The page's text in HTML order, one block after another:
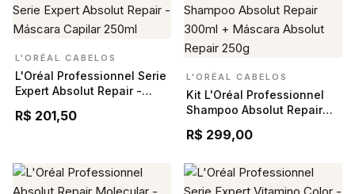
L'ORÉAL CABELOS
L'Oréal Professionnel Serie
Expert Absolut Repair -
R$ 201,50
L'ORÉAL CABELOS
Kit L'Oréal Professionnel
Shampoo Absolut Repair
Repair 250g
R$ 299,00